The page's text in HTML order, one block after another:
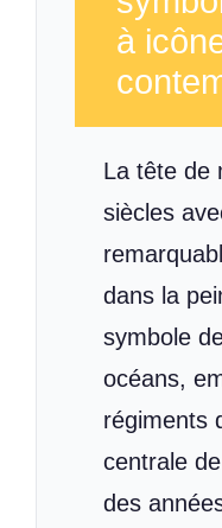
à
La tête de
siècles
dans la
symbole
océans,
régiments
centrale
des